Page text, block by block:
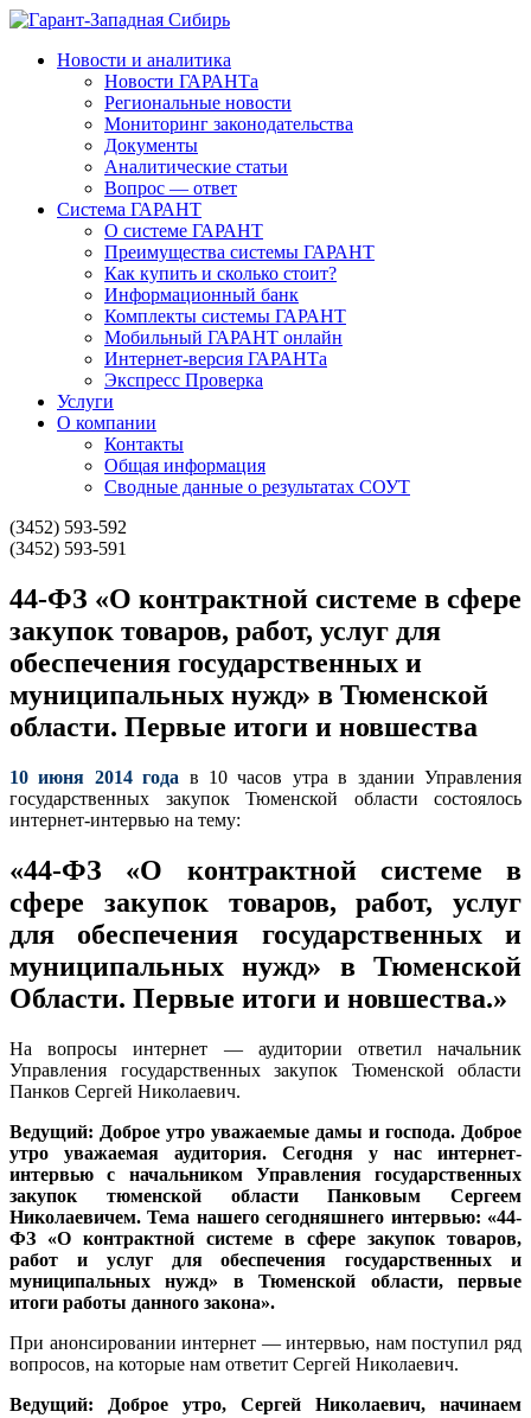
Новости и аналитика
Новости ГАРАНТа
Региональные новости
Мониторинг законодательства
Документы
Аналитические статьи
Вопрос — ответ
Система ГАРАНТ
О системе ГАРАНТ
Преимущества системы ГАРАНТ
Как купить и сколько стоит?
Информационный банк
Комплекты системы ГАРАНТ
Мобильный ГАРАНТ онлайн
Интернет-версия ГАРАНТа
Экспресс Проверка
Услуги
О компании
Контакты
Общая информация
Сводные данные о результатах СОУТ
(3452) 593-592
(3452) 593-591
44-ФЗ «О контрактной системе в сфере
закупок товаров, работ, услуг для
обеспечения государственных и
муниципальных нужд» в Тюменской
области. Первые итоги и новшества
10 июня 2014 года в 10 часов утра в здании Управления
государственных закупок Тюменской области состоялось
интернет-интервью на тему:
«44-ФЗ «О контрактной системе в
сфере закупок товаров, работ, услуг
для обеспечения государственных и
муниципальных нужд» в Тюменской
Области. Первые итоги и новшества.»
На вопросы интернет — аудитории ответил начальник
Управления государственных закупок Тюменской области
Панков Сергей Николаевич.
Ведущий: Доброе утро уважаемые дамы и господа. Доброе
утро уважаемая аудитория. Сегодня у нас интернет-
интервью с начальником Управления государственных
закупок тюменской области Панковым Сергеем
Николаевичем. Тема нашего сегодняшнего интервью: «44-
ФЗ «О контрактной системе в сфере закупок товаров,
работ и услуг для обеспечения государственных и
муниципальных нужд» в Тюменской области, первые
итоги работы данного закона».
При анонсировании интернет — интервью, нам поступил ряд
вопросов, на которые нам ответит Сергей Николаевич.
Ведущий: Доброе утро, Сергей Николаевич, начинаем